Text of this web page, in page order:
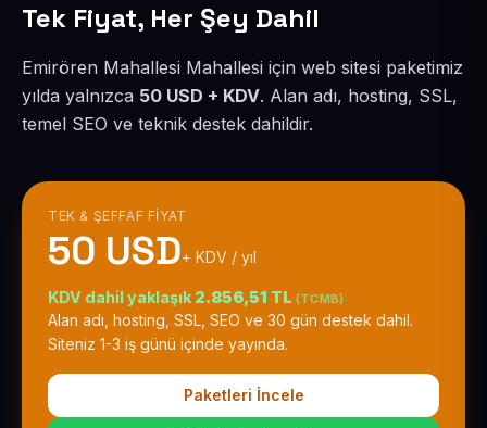
Tek Fiyat, Her Şey Dahil
Emirören Mahallesi Mahallesi için web sitesi paketimiz
yılda yalnızca 50 USD + KDV. Alan adı, hosting, SSL,
temel SEO ve teknik destek dahildir.
TEK & ŞEFFAF FIYAT
50 USD+ KDV / yıl
KDV dahil yaklaşık 2.856,51 TL (TCMB)
Alan adı, hosting, SSL, SEO ve 30 gün destek dahil.
Siteniz 1-3 iş günü içinde yayında.
Paketleri İncele